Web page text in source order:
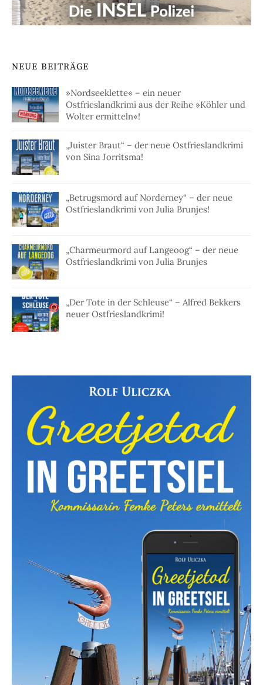
NEUE BEITRÄGE
»Nordseeklette« – ein neuer
Ostfrieslandkrimi aus der Reihe »Köhler und
Wolter ermitteln«!
„Juister Braut“ – der neue Ostfrieslandkrimi
von Sina Jorritsma!
„Betrugsmord auf Norderney“ – der neue
Ostfrieslandkrimi von Julia Brunjes!
„Charmeurmord auf Langeoog“ – der neue
Ostfrieslandkrimi von Julia Brunjes
„Der Tote in der Schleuse“ – Alfred Bekkers
neuer Ostfrieslandkrimi!